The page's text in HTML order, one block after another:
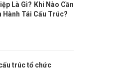
Là Gì? Khi Nào Cần
Hành Tái Cấu Trúc?
trúc tổ chức